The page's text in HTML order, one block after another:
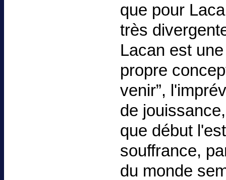
que pour
très
Lacan est
propre
venir”,
de
que début
souffrance,
du monde